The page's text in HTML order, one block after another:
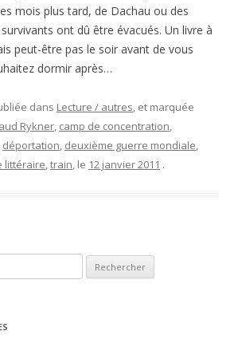
mois plus tard, de Dachau ou des
ont dû être évacués. Un livre à
peut-être pas le soir avant de vous
dormir après…
dans Lecture / autres, et marquée
Rykner, camp de concentration,
déportation, deuxième guerre mondiale,
littéraire,train, le 12 janvier 2011 .